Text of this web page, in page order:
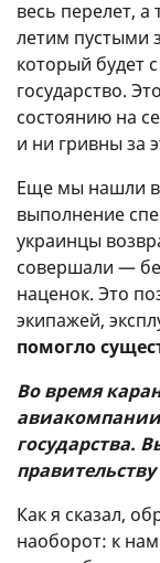
весь перелет,
летим пустыми
который будет
государство.
состоянию на
и ни гривны за
Еще мы нашли
выполнение
украинцы
совершали —
наценок. Это
экипажей,
помогло
Во время
государства.
Как я сказал,
наоборот: к